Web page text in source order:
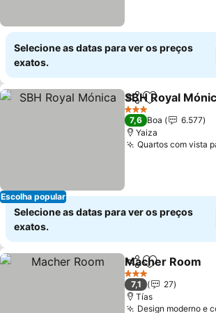
Selecione as datas para ver os preços
exatos.
Escolha popular
PartilharAdicionar
SBH Royal
3 Estrelas
7,6 Boa
6.577
Yaiza
Quartos com vista
Selecione as datas para ver os preços
exatos.
PartilharAdicionar
Macher Room
3 Estrelas
7,1
27
Tías
Design moderno e